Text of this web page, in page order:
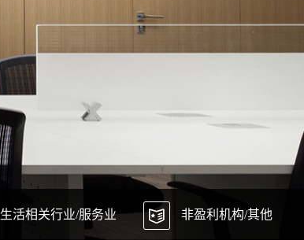
生活相关行业/服务业 非盈利机构/其他